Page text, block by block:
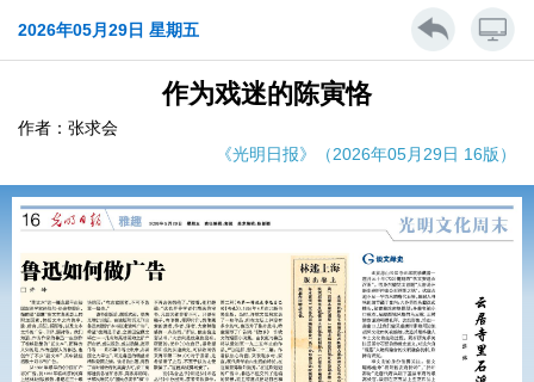
2026年05月29日 星期五
作为戏迷的陈寅恪
作者：张求会
《光明日报》（2026年05月29日 16版）